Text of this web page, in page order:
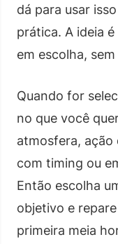
dá para usar
prática. A ideia
em escolha,
Quando for
no que você
atmosfera, ação
com timing ou
Então escolha
objetivo e
primeira meia